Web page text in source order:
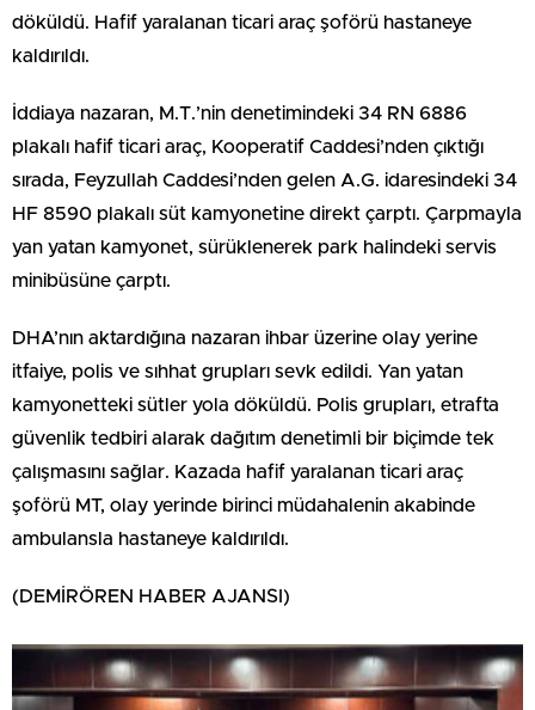
döküldü. Hafif yaralanan ticari araç şoförü hastaneye
kaldırıldı.
İddiaya nazaran, M.T.’nin denetimindeki 34 RN 6886
plakalı hafif ticari araç, Kooperatif Caddesi’nden çıktığı
sırada, Feyzullah Caddesi’nden gelen A.G. idaresindeki 34
HF 8590 plakalı süt kamyonetine direkt çarptı. Çarpmayla
yan yatan kamyonet, sürüklenerek park halindeki servis
minibüsüne çarptı.
DHA’nın aktardığına nazaran ihbar üzerine olay yerine
itfaiye, polis ve sıhhat grupları sevk edildi. Yan yatan
kamyonetteki sütler yola döküldü. Polis grupları, etrafta
güvenlik tedbiri alarak dağıtım denetimli bir biçimde tek
çalışmasını sağlar. Kazada hafif yaralanan ticari araç
şoförü MT, olay yerinde birinci müdahalenin akabinde
ambulansla hastaneye kaldırıldı.
(DEMİRÖREN HABER AJANSI)